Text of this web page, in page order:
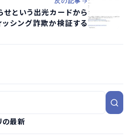
という出光カードから
シング詐欺か検証する
の最新